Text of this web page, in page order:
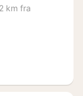
km fra